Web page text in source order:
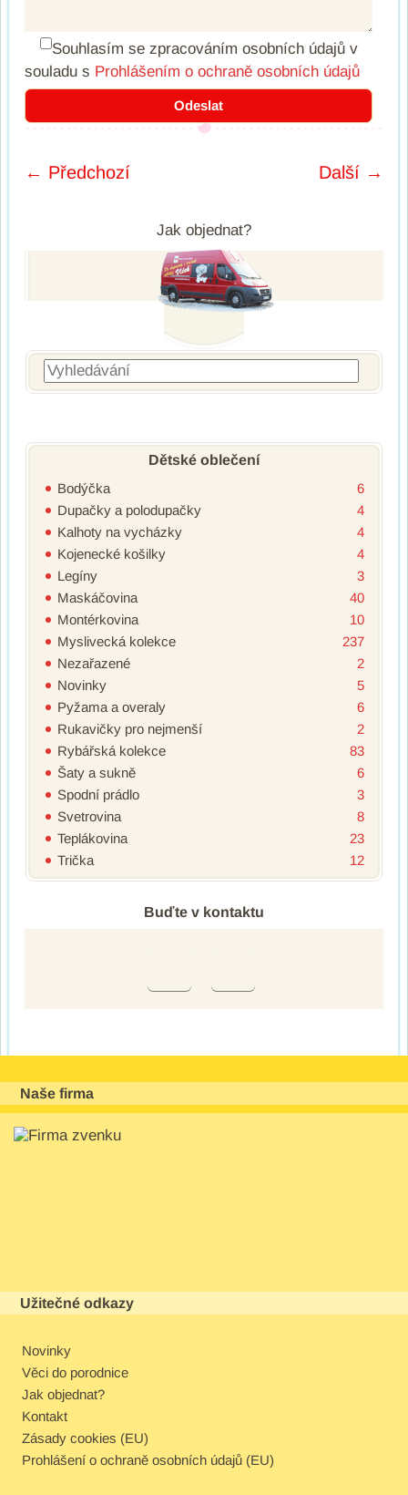
Souhlasím se zpracováním osobních údajů v
souladu s Prohlášením o ochraně osobních údajů
← Předchozí Další →
Jak objednat?
Vyhledávání
Dětské oblečení
Bodýčka
6
Dupačky a polodupačky
4
Kalhoty na vycházky
4
Kojenecké košilky
4
Legíny
3
Maskáčovina
40
Montérkovina
10
Myslivecká kolekce
237
Nezařazené
2
Novinky
5
Pyžama a overaly
6
Rukavičky pro nejmenší
2
Rybářská kolekce
83
Šaty a sukně
6
Spodní prádlo
3
Svetrovina
8
Teplákovina
23
Trička
12
Buďte v kontaktu
Naše firma
Užitečné odkazy
Novinky
Věci do porodnice
Jak objednat?
Kontakt
Zásady cookies (EU)
Prohlášení o ochraně osobních údajů (EU)